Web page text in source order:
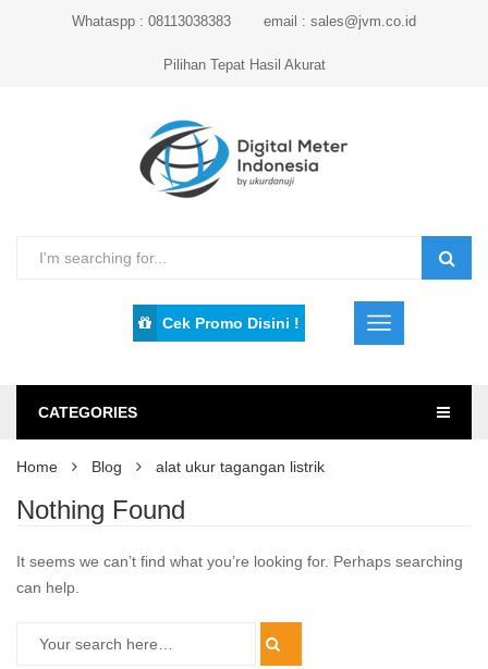
Whataspp : 08113038383 email : sales@jvm.co.id
Pilihan Tepat Hasil Akurat
Cek Promo Disini !
CATEGORIES
Home Blog alat ukur tagangan listrik
Nothing Found
It seems we can’t find what you’re looking for. Perhaps searching
can help.